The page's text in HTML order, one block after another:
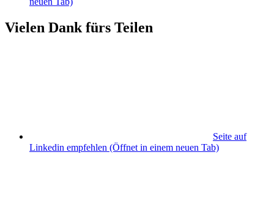
Vielen Dank fürs Teilen
Seite auf
Linkedin empfehlen (Öffnet in einem neuen Tab)